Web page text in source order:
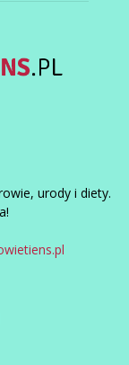
urody i diety.